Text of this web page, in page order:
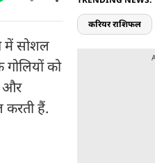
में सोशल
को
और
करती हैं.
करियर राशिफल